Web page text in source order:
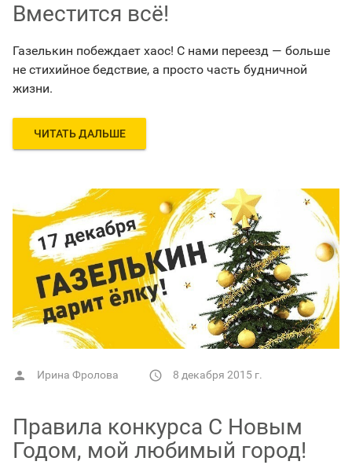
Вместится всё!
Газелькин побеждает хаос! С нами переезд — больше
не стихийное бедствие, а просто часть будничной
жизни.
ЧИТАТЬ ДАЛЬШЕ
 Ирина Фролова  8 декабря 2015 г.
Правила конкурса С Новым
Годом, мой любимый город!